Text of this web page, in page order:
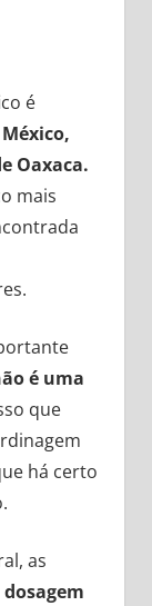
é
Oaxaca.
mais
é uma
que
há certo
as